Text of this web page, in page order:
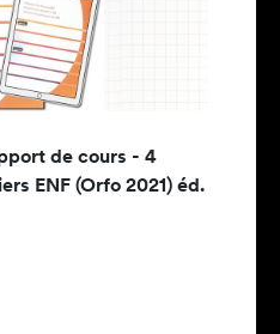
de cours - 4
ENF (Orfo 2021) éd.